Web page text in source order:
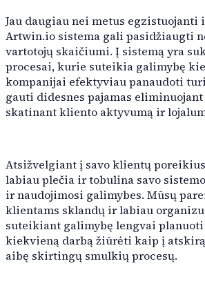
Darbų ataskaitos
Dalių ataskaitos
Subrangos ataskaitos
Pagalbiniai įrankiai
VIN dekodavimas
Juridinių asmenų užpildymas
Markių ir modelių užpildymas
Komunikacija
El. pašto kanalai
SMS kanalai
Pokalbių kanalai
ARTWIN Intelektas
Detailing autoservisas
Profesionalus automobilių servisas,
Jau daugiau nei metus egzistuojanti
Artwin.io sistema gali pasidžiaugti
vartotojų skaičiumi. Į sistemą yra
procesai, kurie suteikia galimybę
kompanijai efektyviau panaudoti
gauti didesnes pajamas
skatinant kliento aktyvumą ir
Atsižvelgiant į savo klientų
labiau plečia ir tobulina savo
ir naudojimosi galimybes. Mūsų
klientams sklandų ir labiau
suteikiant galimybę lengvai
kiekvieną darbą žiūrėti kaip į
aibę skirtingų smulkių procesų.